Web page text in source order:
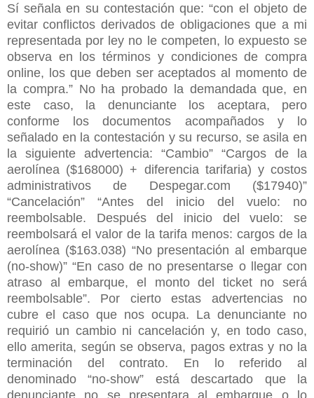
Sí señala en su contestación que: “con el objeto de
evitar conflictos derivados de obligaciones que a mi
representada por ley no le competen, lo expuesto se
observa en los términos y condiciones de compra
online, los que deben ser aceptados al momento de
la compra.” No ha probado la demandada que, en
este caso, la denunciante los aceptara, pero
conforme los documentos acompañados y lo
señalado en la contestación y su recurso, se asila en
la siguiente advertencia: “Cambio” “Cargos de la
aerolínea ($168000) + diferencia tarifaria) y costos
administrativos de Despegar.com ($17940)”
“Cancelación” “Antes del inicio del vuelo: no
reembolsable. Después del inicio del vuelo: se
reembolsará el valor de la tarifa menos: cargos de la
aerolínea ($163.038) “No presentación al embarque
(no-show)” “En caso de no presentarse o llegar con
atraso al embarque, el monto del ticket no será
reembolsable”. Por cierto estas advertencias no
cubre el caso que nos ocupa. La denunciante no
requirió un cambio ni cancelación y, en todo caso,
ello amerita, según se observa, pagos extras y no la
terminación del contrato. En lo referido al
denominado “no-show” está descartado que la
denunciante no se presentara al embarque o lo